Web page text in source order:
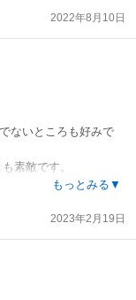
2022年8月10日
ないところも好みで
素敵です。
を知り、呆然としてい
のかとちょっと引いて
とても気に入っていた
要注意かなぁ・・
もっとみる▼
2023年2月19日